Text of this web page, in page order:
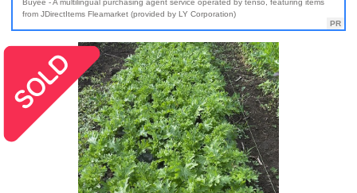
Buyee - A multilingual purchasing agent service operated by tenso, featuring items
from JDirectItems Fleamarket (provided by LY Corporation)